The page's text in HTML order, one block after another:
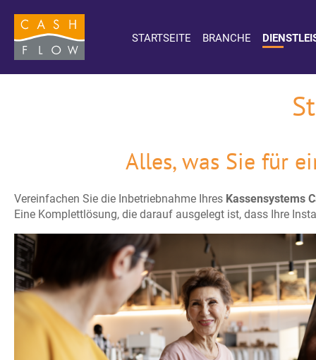
STARTSEITE BRANCHE
Alles, was Sie für
Vereinfachen Sie die Inbetriebnahme Ihres Kassensystems
Eine Komplettlösung, die darauf ausgelegt ist, dass Ihre